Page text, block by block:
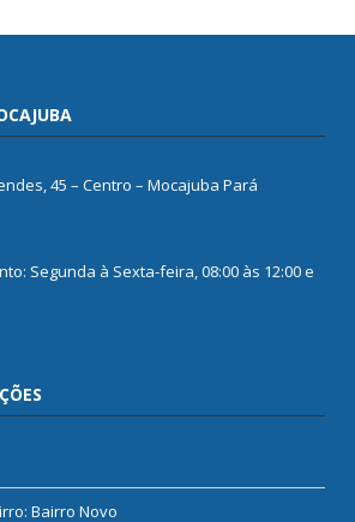
45 – Centro – Mocajuba Pará
Segunda à Sexta-feira, 08:00 às 12:00 e
Bairro Novo